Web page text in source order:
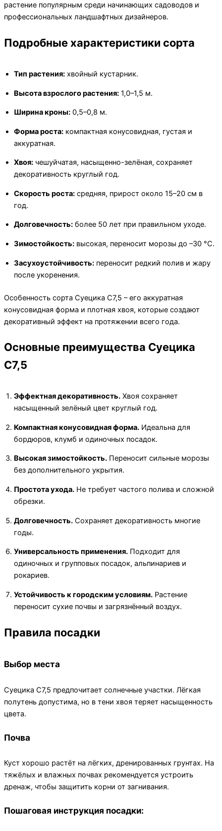
растение популярным среди начинающих садоводов и
профессиональных ландшафтных дизайнеров.
Подробные характеристики сорта
Тип растения: хвойный кустарник.
Высота взрослого растения: 1,0–1,5 м.
Ширина кроны: 0,5–0,8 м.
Форма роста: компактная конусовидная, густая и
аккуратная.
Хвоя: чешуйчатая, насыщенно-зелёная, сохраняет
декоративность круглый год.
Скорость роста: средняя, прирост около 15–20 см в
год.
Долговечность: более 50 лет при правильном уходе.
Зимостойкость: высокая, переносит морозы до –30 °С.
Засухоустойчивость: переносит редкий полив и жару
после укоренения.
Особенность сорта Суецика C7,5 – его аккуратная
конусовидная форма и плотная хвоя, которые создают
декоративный эффект на протяжении всего года.
Основные преимущества Суецика
C7,5
Эффектная декоративность. Хвоя сохраняет
насыщенный зелёный цвет круглый год.
Компактная конусовидная форма. Идеальна для
бордюров, клумб и одиночных посадок.
Высокая зимостойкость. Переносит сильные морозы
без дополнительного укрытия.
Простота ухода. Не требует частого полива и сложной
обрезки.
Долговечность. Сохраняет декоративность многие
годы.
Универсальность применения. Подходит для
одиночных и групповых посадок, альпинариев и
рокариев.
Устойчивость к городским условиям. Растение
переносит сухие почвы и загрязнённый воздух.
Правила посадки
Выбор места
Суецика C7,5 предпочитает солнечные участки. Лёгкая
полутень допустима, но в тени хвоя теряет насыщенность
цвета.
Почва
Куст хорошо растёт на лёгких, дренированных грунтах. На
тяжёлых и влажных почвах рекомендуется устроить
дренаж, чтобы защитить корни от загнивания.
Пошаговая инструкция посадки: